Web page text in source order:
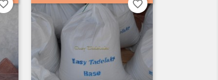
favorite_border